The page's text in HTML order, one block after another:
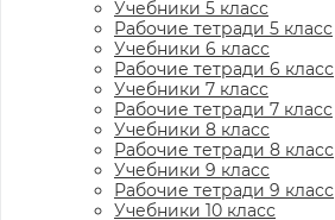
Учебники 5 класс
Рабочие тетради 5 класс
Учебники 6 класс
Рабочие тетради 6 класс
Учебники 7 класс
Рабочие тетради 7 класс
Учебники 8 класс
Рабочие тетради 8 класс
Учебники 9 класс
Рабочие тетради 9 класс
Учебники 10 класс